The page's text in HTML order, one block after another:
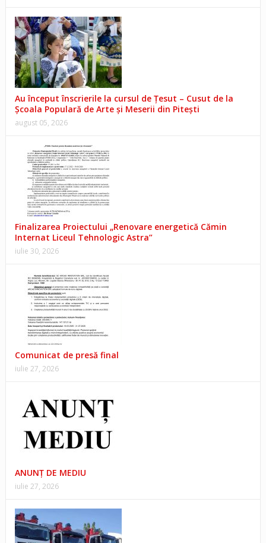
Au început înscrierile la cursul de Țesut – Cusut de la
Școala Populară de Arte și Meserii din Pitești
august 05, 2026
Finalizarea Proiectului „Renovare energetică Cămin
Internat Liceul Tehnologic Astra”
iulie 30, 2026
Comunicat de presă final
iulie 27, 2026
ANUNŢ DE MEDIU
iulie 27, 2026